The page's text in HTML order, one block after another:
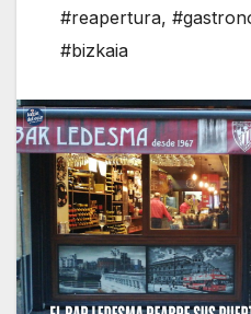
#reapertura,
#bizkaia